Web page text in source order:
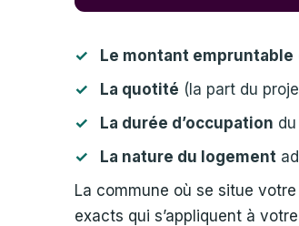
Le montant empruntable
La quotité (la part du
La durée d’occupation
La nature du logement
La commune où se situe
exacts qui s’appliquent à